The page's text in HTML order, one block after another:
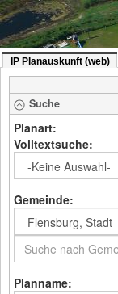
IP Planauskunft (web)